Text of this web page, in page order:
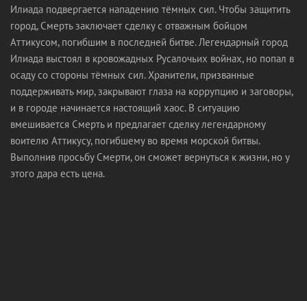
Илиада подвергается нападению тёмных сил. Чтобы защитить
город, Смерть заключает сделку с отважным бойцом
Аттикусом, погибшим в последней битве. Легендарный город
Илиада выстоял в кровожадных Русалочьих войнах, но попал в
осаду со стороны тёмных сил. Хранители, призванные
поддерживать мир, закрывают глаза на коррупцию и заговоры,
и в городе начинается настоящий хаос. В ситуацию
вмешивается Смерть и предлагает сделку легендарному
воителю Аттикусу, погибшему во время морской битвы.
Выполнив просьбу Смерти, он сможет вернуться к жизни, но у
этого дара есть цена.